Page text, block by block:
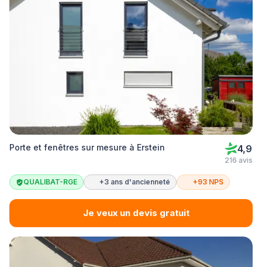
Porte et fenêtres sur mesure à Erstein 4,9
216 avis
QUALIBAT-RGE +3 ans d'ancienneté +93 NPS
Je veux un devis gratuit